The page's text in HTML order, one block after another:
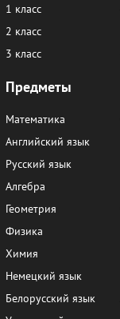
1 класс
2 класс
3 класс
Предметы
Математика
Английский язык
Русский язык
Алгебра
Геометрия
Физика
Химия
Немецкий язык
Белорусский язык